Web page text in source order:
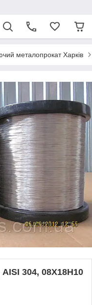
металопрокат Харків
304, 08Х18Н10